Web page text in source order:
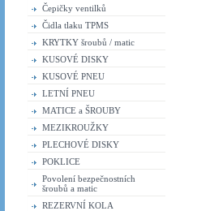
Čepičky ventilků
Čidla tlaku TPMS
KRYTKY šroubů / matic
KUSOVÉ DISKY
KUSOVÉ PNEU
LETNÍ PNEU
MATICE a ŠROUBY
MEZIKROUŽKY
PLECHOVÉ DISKY
POKLICE
Povolení bezpečnostních
šroubů a matic
REZERVNÍ KOLA